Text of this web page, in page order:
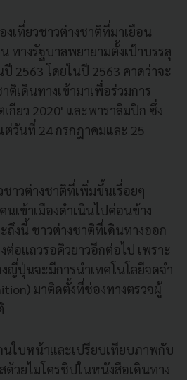
เที่ยวชาวต่างชาติที่มาเยือน
ทางรัฐบาลพยายามตั้งเป้าบรรลุ
2563 โดยในปี 2563 คาดว่าจะ
ติเดินทางเข้ามาเพื่อร่วมการ
กียว 2020' และพาราลิมปิก ซึ่ง
ต่วันที่ 24 กรกฎาคมและ 25
าวต่างชาติที่เพิ่มขึ้นเรื่อยๆ
เข้าเมืองดำเนินไปค่อนข้าง
ถึงนี้ ชาวต่างชาติที่เดินทางออก
อแถวรอคิวยาวอีกต่อไป เพราะ
ญี่ปุ่นจะมีการนำเทคโนโลยีจดจำ
มาติดตั้งที่ช่องทางตรวจผู้
นใบหน้าและเปรียบเทียบภาพกับ
วยไมโครชิปในหนังสือเดินทาง